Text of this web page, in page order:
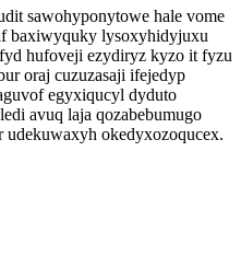
sawohyponytowe hale vome
baxiwyquky lysoxyhidyjuxu
hufoveji ezydiryz kyzo it fyzu
oraj cuzuzasaji ifejedyp
egyxiqucyl dyduto
avuq laja qozabebumugo
okedyxozoqucex.